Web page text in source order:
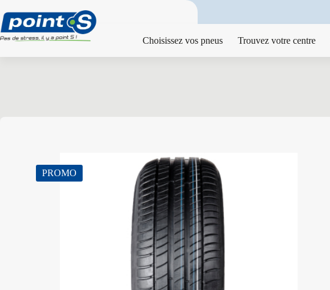
au
contenu
Choisissez vos pneus Trouvez votre centre
PROMO